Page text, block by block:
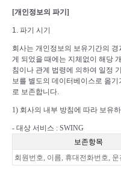
[개인정보의 파기 ]
1. 파기 시기
회사는 개인정보의 보유기간의 경
게 되었을 때에는 지체없이 해당
침이나 관계 법령에 의하여 일정
보를 별도의 데이터베이스로 옮
로 보존합니다.
1) 회사의 내부 방침에 따라 보유
- 대상 서비스 : SWING
보존항목
회원번호, 이름, 휴대전화번호, 운